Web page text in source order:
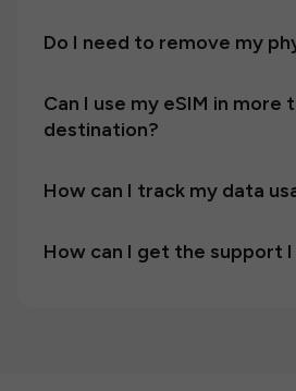
Do I need to remove my
Can I use my eSIM in more
destination?
How can I track my data
How can I get the support I